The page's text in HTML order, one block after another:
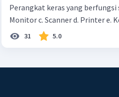
Perangkat keras yang
Monitor c. Scanner d. Printer e.
31 5.0